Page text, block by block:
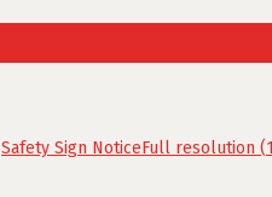
Safety Sign NoticeFull resolution